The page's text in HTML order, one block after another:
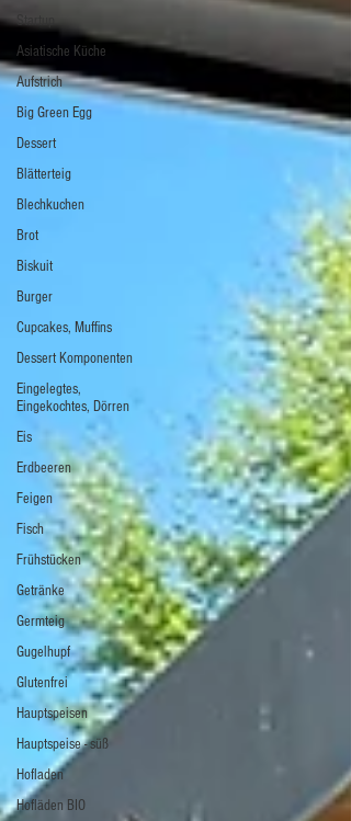
Startup
Asiatische Küche
Aufstrich
Big Green Egg
Dessert
Blätterteig
Blechkuchen
Brot
Biskuit
Burger
Cupcakes, Muffins
Dessert Komponenten
Eingelegtes,
Eingekochtes, Dörren
Eis
Erdbeeren
Feigen
Fisch
Frühstücken
Getränke
Germteig
Gugelhupf
Glutenfrei
Hauptspeisen
Hauptspeise - süß
Hofladen
Hofläden BIO